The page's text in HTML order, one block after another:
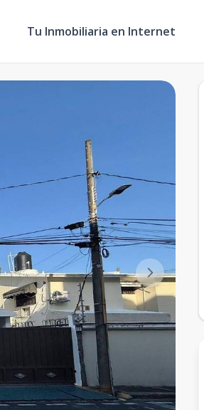
Tu Inmobiliaria en Internet